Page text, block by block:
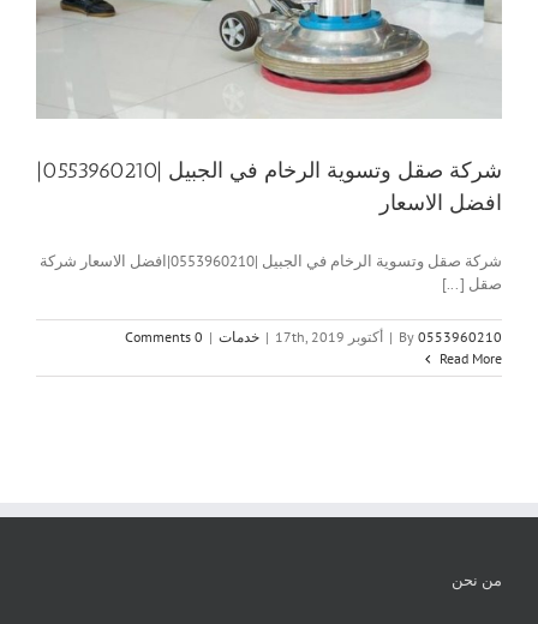
شركة صقل وتسوية الرخام في الجبيل |0553960210|
افضل الاسعار
شركة صقل وتسوية الرخام في الجبيل |0553960210|افضل الاسعار شركة
صقل [...]
By 0553960210
| أكتوبر 17th, 2019 | خدمات |
0 Comments
Read More
من نحن